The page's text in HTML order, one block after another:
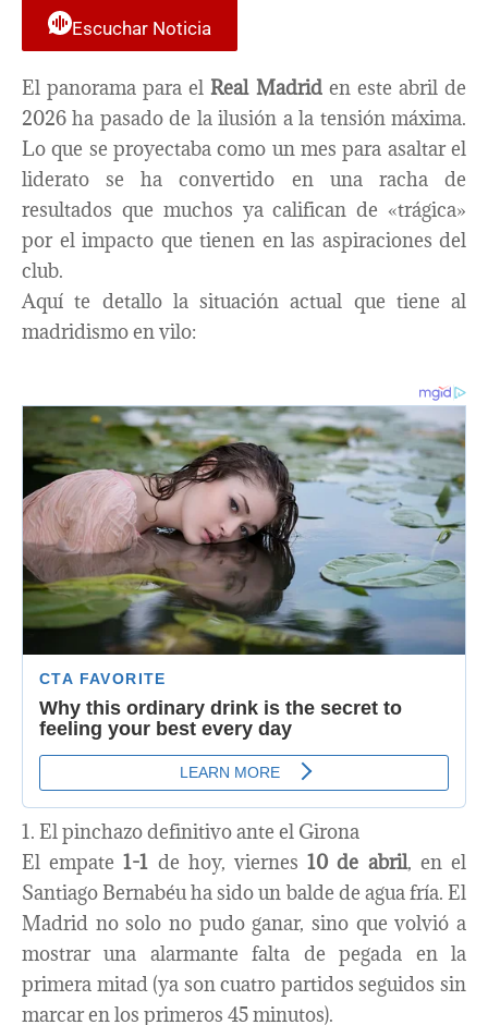
Escuchar Noticia
El panorama para elReal Madriden este abril de
2026 ha pasado de la ilusión a la tensión máxima.
Lo que se proyectaba como un mes para asaltar el
liderato se ha convertido en una racha de
resultados que muchos ya califican de «trágica»
por el impacto que tienen en las aspiraciones del
club.
Aquí te detallo la situación actual que tiene al
madridismo en vilo:
1. El pinchazo definitivo ante el Girona
El empate1-1 de hoy, viernes10 de abril, en el
Santiago Bernabéu ha sido un balde de agua fría. El
Madrid no solo no pudo ganar, sino que volvió a
mostrar una alarmante falta de pegada en la
primera mitad (ya son cuatro partidos seguidos sin
marcar en los primeros 45 minutos).